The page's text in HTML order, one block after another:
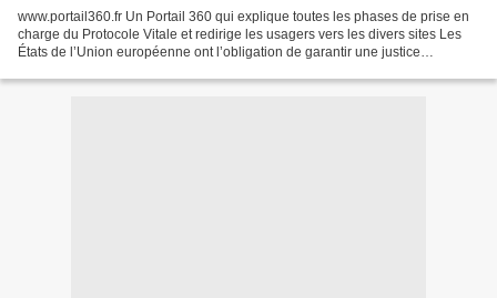
www.portail360.fr Un Portail 360 qui explique toutes les phases de prise en
charge du Protocole Vitale et redirige les usagers vers les divers sites Les
États de l’Union européenne ont l’obligation de garantir une justice